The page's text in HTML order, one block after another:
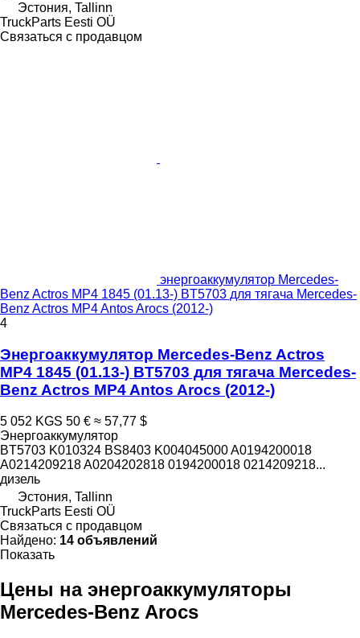
Эстония, Tallinn
TruckParts Eesti OÜ
Связаться с продавцом
энергоаккумулятор Mercedes-
Benz Actros MP4 1845 (01.13-) BT5703 для тягача Mercedes-
Benz Actros MP4 Antos Arocs (2012-)
4
Энергоаккумулятор Mercedes-Benz Actros
MP4 1845 (01.13-) BT5703 для тягача Mercedes-
Benz Actros MP4 Antos Arocs (2012-)
5 052 KGS 50 € ≈ 57,77 $
Энергоаккумулятор
BT5703 K010324 BS8403 K004045000 A0194200018
A0214209218 A0204202818 0194200018 0214209218...
дизель
Эстония, Tallinn
TruckParts Eesti OÜ
Связаться с продавцом
Найдено: 14 объявлений
Показать
Цены на энергоаккумуляторы
Mercedes-Benz Arocs